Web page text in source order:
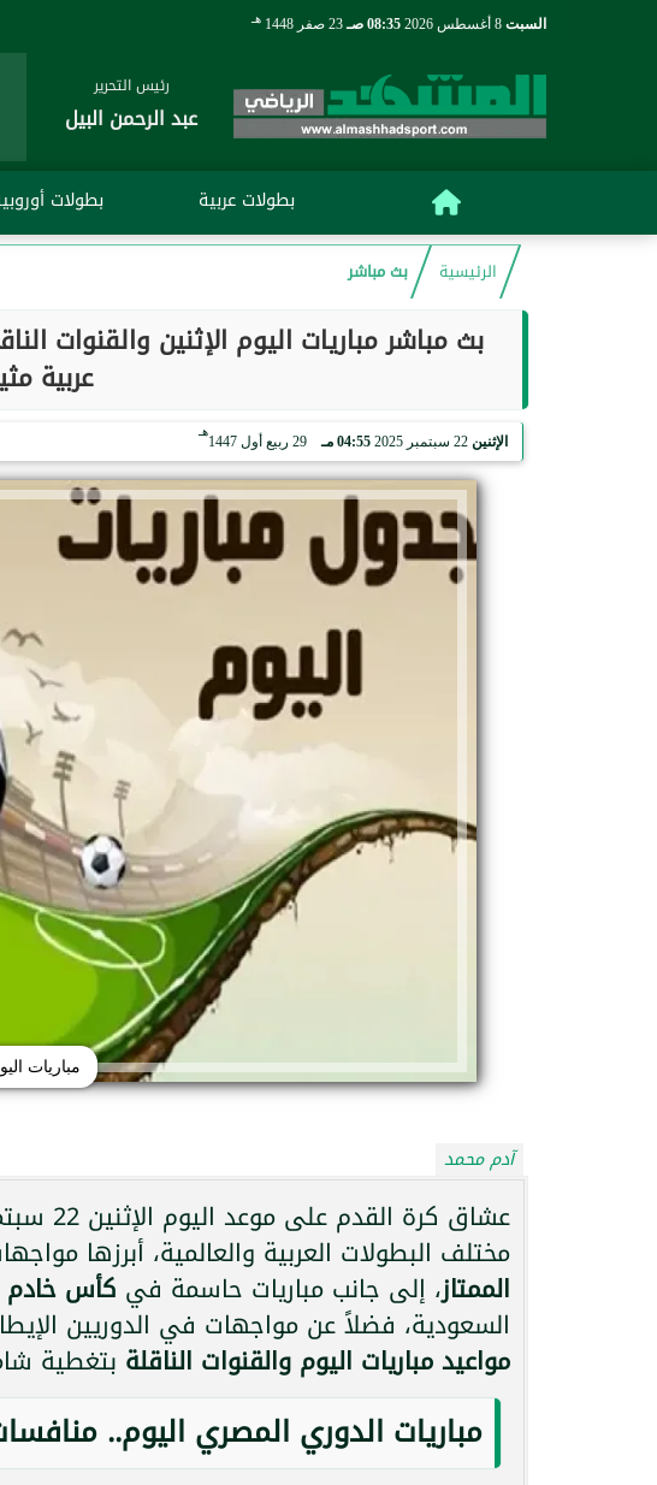
السبت 08:35 صـ 23 صفر 1448 هـ
رئيس التحرير
عبد الرحمن البيل
بطولات عربية بطولات
الرئيسية بث مباشر
بث مباشر مباريات اليوم الإثنين والقنوات
عربية
الإثنين 22 سبتمبر 2025 04:55 مـ 29 ربيع أول 1447
هـ
مباريات
آدم محمد
مختلف البطولات العربية والعالمية، أبرزها
الممتاز، إلى جانب مباريات حاسمة في كأس خادم
السعودية، فضلاً عن مواجهات في الدوريين
مواعيد مباريات اليوم والقنوات الناقلة بتغطية
مباريات الدوري المصري اليوم..